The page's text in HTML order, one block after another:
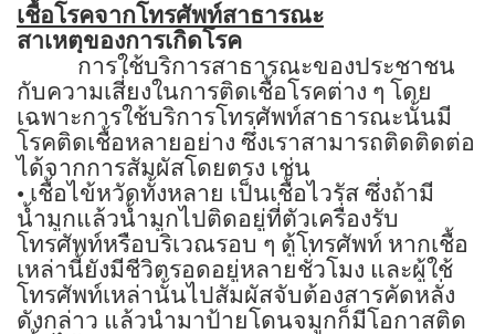
เชื้อโรคจากโทรศัพท์สาธารณะ
สาเหตุของการเกิดโรค
การใช้บริการสาธารณะของประชาชน
กับความเสี่ยงในการติดเชื้อโรคต่าง ๆ โดย
เฉพาะการใช้บริการโทรศัพท์สาธารณะนั้นมี
โรคติดเชื้อหลายอย่าง ซึ่งเราสามารถติดติดต่อ
ได้จากการสัมผัสโดยตรง เช่น
• เชื้อไข้หวัดทั้งหลาย เป็นเชื้อไวรัส ซึ่งถ้ามี
น้ำมูกแล้วน้ำมูกไปติดอยู่ที่ตัวเครื่องรับ
โทรศัพท์หรือบริเวณรอบ ๆ ตู้โทรศัพท์ หากเชื้อ
เหล่านี้ยังมีชีวิตรอดอยู่หลายชั่วโมง และผู้ใช้
โทรศัพท์เหล่านั้นไปสัมผัสจับต้องสารคัดหลั่ง
ดังกล่าว แล้วนำมาป้ายโดนจมูกก็มีโอกาสติด